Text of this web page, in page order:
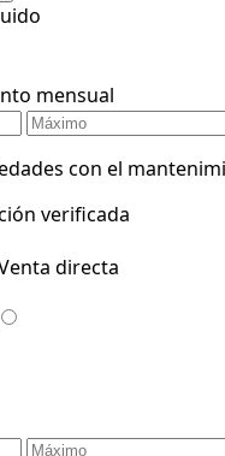
mensual
con el
verificada
directa